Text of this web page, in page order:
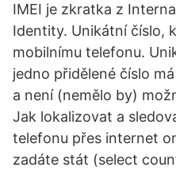
IMEI je zkratka z
Identity. Unikátní číslo,
mobilnímu telefonu.
jedno přidělené číslo
a není (nemělo by)
Jak lokalizovat a
telefonu přes internet
zadáte stát (select